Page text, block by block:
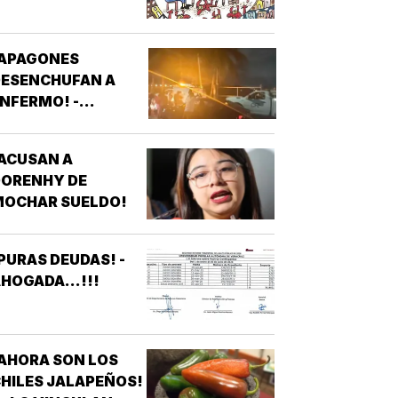
A
-
VERACRUZ
A
DE
SUELDO!
DEUDAS! -
SON LOS
JALAPEÑOS!